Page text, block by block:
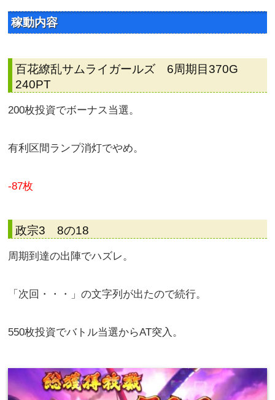
稼動内容
百花繚乱サムライガールズ 6周期目370G
240PT
200枚投資でボーナス当選。
有利区間ランプ消灯でやめ。
-87枚
政宗3 8の18
周期到達の出陣でハズレ。
「次回・・・」の文字列が出たので続行。
550枚投資でバトル当選からAT突入。